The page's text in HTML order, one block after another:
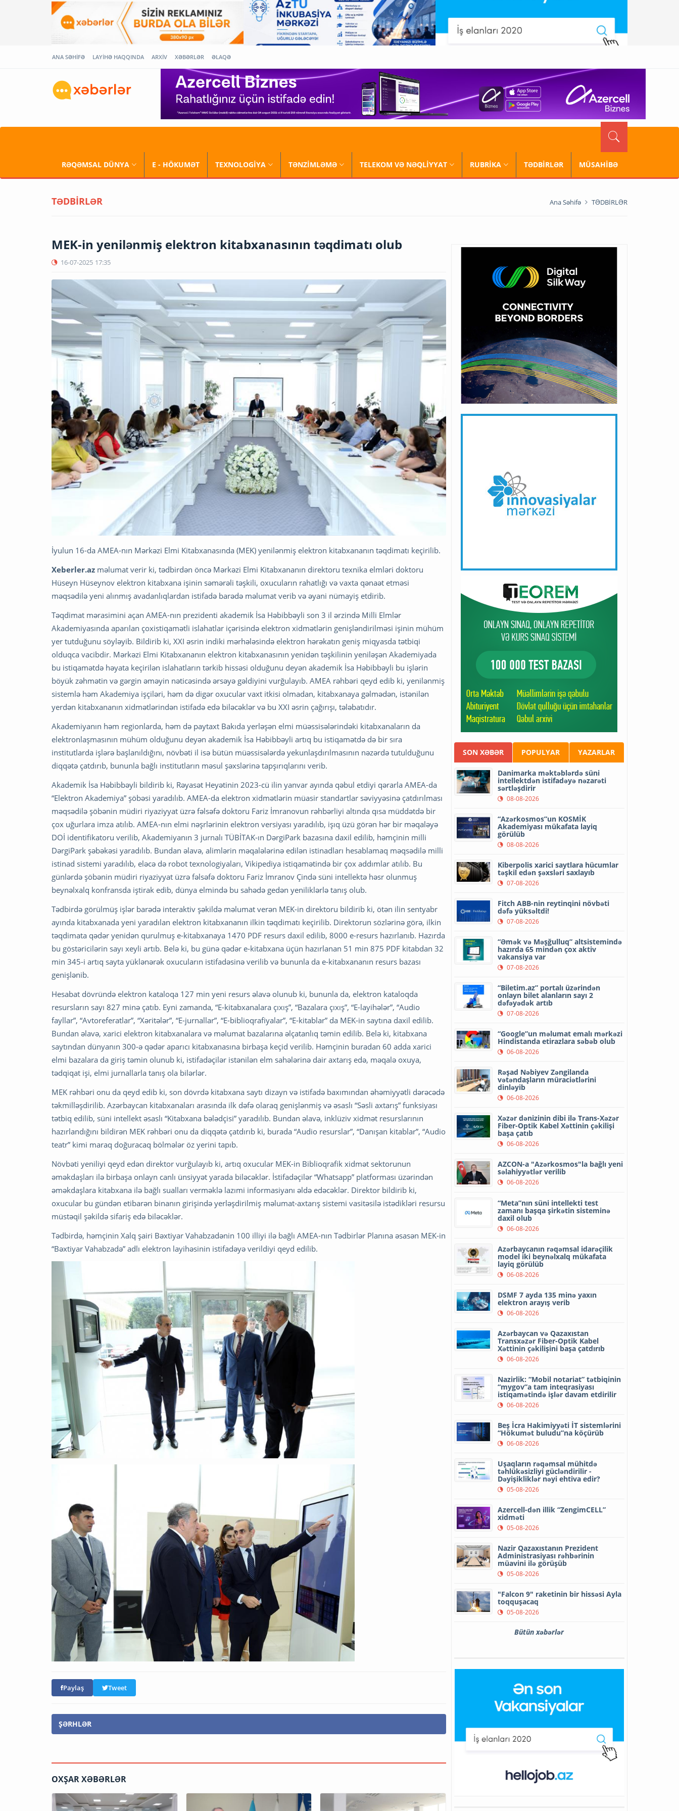
ANA SƏHİFƏ LAYİHƏ HAQQINDA ARXİV XƏBƏRLƏR ƏLAQƏ
RƏQƏMSAL DÜNYA E - HÖKUMƏT TEXNOLOGİYA TƏNZİMLƏMƏ TELEKOM VƏ NƏQLİYYAT RUBRİKA TƏDBİRLƏR MÜSAHİBƏ
TƏDBİRLƏR Ana Səhifə TƏDBİRLƏR
MEK-in yenilənmiş elektron kitabxanasının təqdimatı olub
16-07-2025 17:35
İyulun 16-da AMEA-nın Mərkəzi Elmi Kitabxanasında (MEK) yenilənmiş elektron kitabxananın təqdimatı keçirilib.
Xeberler.az məlumat verir ki, tədbirdən öncə Mərkəzi Elmi Kitabxananın direktoru texnika elmləri doktoru
Hüseyn Hüseynov elektron kitabxana işinin səmərəli təşkili, oxucuların rahatlığı və vaxta qənaət etməsi
məqsədilə yeni alınmış avadanlıqlardan istifadə barədə məlumat verib və əyani nümayiş etdirib.
Təqdimat mərasimini açan AMEA-nın prezidenti akademik İsa Həbibbəyli son 3 il ərzində Milli Elmlər
Akademiyasında aparılan çoxistiqamətli islahatlar içərisində elektron xidmətlərin genişləndirilməsi işinin mühüm
yer tutduğunu söyləyib. Bildirib ki, XXI əsrin indiki mərhələsində elektron hərəkatın geniş miqyasda tətbiqi
olduqca vacibdir. Mərkəzi Elmi Kitabxananın elektron kitabxanasının yenidən təşkilinin yeniləşən Akademiyada
bu istiqamətdə həyata keçirilən islahatların tərkib hissəsi olduğunu deyən akademik İsa Həbibbəyli bu işlərin
böyük zəhmətin və gərgin əməyin nəticəsində ərsəyə gəldiyini vurğulayıb. AMEA rəhbəri qeyd edib ki, yenilənmiş
sistemlə həm Akademiya işçiləri, həm də digər oxucular vaxt itkisi olmadan, kitabxanaya gəlmədən, istənilən
yerdən kitabxananın xidmətlərindən istifadə edə biləcəklər və bu XXI əsrin çağırışı, tələbatıdır.
Akademiyanın həm regionlarda, həm də paytaxt Bakıda yerləşən elmi müəssisələrindəki kitabxanaların da
elektronlaşmasının mühüm olduğunu deyən akademik İsa Həbibbəyli artıq bu istiqamətdə də bir sıra
institutlarda işlərə başlanıldığını, növbəti il isə bütün müəssisələrdə yekunlaşdırılmasının nəzərdə tutulduğunu
diqqətə çatdırıb, bununla bağlı institutların məsul şəxslərinə tapşırıqlarını verib.
Akademik İsa Həbibbəyli bildirib ki, Rəyasət Heyətinin 2023-cü ilin yanvar ayında qəbul etdiyi qərarla AMEA-da
“Elektron Akademiya” şöbəsi yaradılıb. AMEA-da elektron xidmətlərin müasir standartlar səviyyəsinə çatdırılması
məqsədilə şöbənin müdiri riyaziyyat üzrə fəlsəfə doktoru Fariz İmranovun rəhbərliyi altında qısa müddətdə bir
çox uğurlara imza atılıb. AMEA-nın elmi nəşrlərinin elektron versiyası yaradılıb, işıq üzü görən hər bir məqaləyə
DOİ identifikatoru verilib, Akademiyanın 3 jurnalı TÜBİTAK-ın DərgiPark bazasına daxil edilib, həmçinin milli
DərgiPark şəbəkəsi yaradılıb. Bundan əlavə, alimlərin məqalələrinə edilən istinadları hesablamaq məqsədilə milli
istinad sistemi yaradılıb, eləcə də robot texnologiyaları, Vikipediya istiqamətində bir çox addımlar atılıb. Bu
günlərdə şöbənin müdiri riyaziyyat üzrə fəlsəfə doktoru Fariz İmranov Çində süni intellektə həsr olunmuş
beynəlxalq konfransda iştirak edib, dünya elmində bu sahədə gedən yeniliklərlə tanış olub.
Tədbirdə görülmüş işlər barədə interaktiv şəkildə məlumat verən MEK-in direktoru bildirib ki, ötən ilin sentyabr
ayında kitabxanada yeni yaradılan elektron kitabxananın ilkin təqdimatı keçirilib. Direktorun sözlərinə görə, ilkin
təqdimata qədər yenidən qurulmuş e-kitabxanaya 1470 PDF resurs daxil edilib, 8000 e-resurs hazırlanıb. Hazırda
bu göstəricilərin sayı xeyli artıb. Belə ki, bu günə qədər e-kitabxana üçün hazırlanan 51 min 875 PDF kitabdan 32
min 345-i artıq sayta yüklənərək oxucuların istifadəsinə verilib və bununla da e-kitabxananın resurs bazası
genişlənib.
Hesabat dövründə elektron kataloqa 127 min yeni resurs əlavə olunub ki, bununla da, elektron kataloqda
resursların sayı 827 minə çatıb. Eyni zamanda, “E-kitabxanalara çıxış”, “Bazalara çıxış”, “E-layihələr”, “Audio
fayllar”, “Avtoreferatlar”, “Xəritələr”, “E-jurnallar”, “E-biblioqrafiyalar”, “E-kitablar” da MEK-in saytına daxil edilib.
Bundan əlavə, xarici elektron kitabxanalara və məlumat bazalarına əlçatanlıq təmin edilib. Belə ki, kitabxana
saytından dünyanın 300-ə qədər aparıcı kitabxanasına birbaşa keçid verilib. Həmçinin buradan 60 adda xarici
elmi bazalara da giriş təmin olunub ki, istifadəçilər istənilən elm sahələrinə dair axtarış edə, məqalə oxuya,
tədqiqat işi, elmi jurnallarla tanış ola bilərlər.
MEK rəhbəri onu da qeyd edib ki, son dövrdə kitabxana saytı dizayn və istifadə baxımından əhəmiyyətli dərəcədə
təkmilləşdirilib. Azərbaycan kitabxanaları arasında ilk dəfə olaraq genişlənmiş və əsaslı “Səsli axtarış” funksiyası
tətbiq edilib, süni intellekt əsaslı “Kitabxana bələdçisi” yaradılıb. Bundan əlavə, inklüziv xidmət resurslarının
hazırlandığını bildirən MEK rəhbəri onu da diqqətə çatdırıb ki, burada “Audio resurslar”, “Danışan kitablar”, “Audio
teatr” kimi maraq doğuracaq bölmələr öz yerini tapıb.
Növbəti yeniliyi qeyd edən direktor vurğulayıb ki, artıq oxucular MEK-in Biblioqrafik xidmət sektorunun
əməkdaşları ilə birbaşa onlayn canlı ünsiyyət yarada biləcəklər. İstifadəçilər “Whatsapp” platforması üzərindən
əməkdaşlara kitabxana ilə bağlı sualları verməklə lazımi informasiyanı əldə edəcəklər. Direktor bildirib ki,
oxucular bu gündən etibarən binanın girişində yerləşdirilmiş məlumat-axtarış sistemi vasitəsilə istədikləri resursu
müstəqil şəkildə sifariş edə biləcəklər.
Tədbirdə, həmçinin Xalq şairi Bəxtiyar Vahabzadənin 100 illiyi ilə bağlı AMEA-nın Tədbirlər Planına əsasən MEK-in
“Bəxtiyar Vahabzadə” adlı elektron layihəsinin istifadəyə verildiyi qeyd edilib.
Paylaş Tweet
ŞƏRHLƏR
OXŞAR XƏBƏRLƏR
SON XƏBƏR POPULYAR YAZARLAR
Danimarka məktəblərdə süni
intellektdən istifadəyə nəzarəti
sərtləşdirir
08-08-2026
“Azərkosmos”un KOSMİK
Akademiyası mükafata layiq
görülüb
08-08-2026
Kiberpolis xarici saytlara hücumlar
təşkil edən şəxsləri saxlayıb
07-08-2026
Fitch ABB-nin reytinqini növbəti
dəfə yüksəltdi!
07-08-2026
“Əmək və Məşğulluq” altsistemində
hazırda 65 mindən çox aktiv
vakansiya var
07-08-2026
“Biletim.az” portalı üzərindən
onlayn bilet alanların sayı 2
dəfəyədək artıb
07-08-2026
“Google”un məlumat emalı mərkəzi
Hindistanda etirazlara səbəb olub
06-08-2026
Rəşad Nəbiyev Zəngilanda
vətəndaşların müraciətlərini
dinləyib
06-08-2026
Xəzər dənizinin dibi ilə Trans-Xəzər
Fiber-Optik Kabel Xəttinin çəkilişi
başa çatıb
06-08-2026
AZCON-a "Azərkosmos"la bağlı yeni
səlahiyyətlər verilib
06-08-2026
“Meta”nın süni intellekti test
zamanı başqa şirkətin sisteminə
daxil olub
06-08-2026
Azərbaycanın rəqəmsal idarəçilik
model iki beynəlxalq mükafata
layiq görülüb
06-08-2026
DSMF 7 ayda 135 minə yaxın
elektron arayış verib
06-08-2026
Azərbaycan və Qazaxıstan
Transxəzər Fiber-Optik Kabel
Xəttinin çəkilişini başa çatdırıb
06-08-2026
Nazirlik: “Mobil notariat” tətbiqinin
“mygov”a tam inteqrasiyası
istiqamətində işlər davam etdirilir
06-08-2026
Beş İcra Hakimiyyəti İT sistemlərini
“Hökumət buludu”na köçürüb
06-08-2026
Uşaqların rəqəmsal mühitdə
təhlükəsizliyi gücləndirilir -
Dəyişikliklər nəyi ehtiva edir?
05-08-2026
Azercell-dən illik “ZengimCELL”
xidməti
05-08-2026
Nazir Qazaxıstanın Prezident
Administrasiyası rəhbərinin
müavini ilə görüşüb
05-08-2026
"Falcon 9" raketinin bir hissəsi Ayla
toqquşacaq
05-08-2026
Bütün xəbərlər